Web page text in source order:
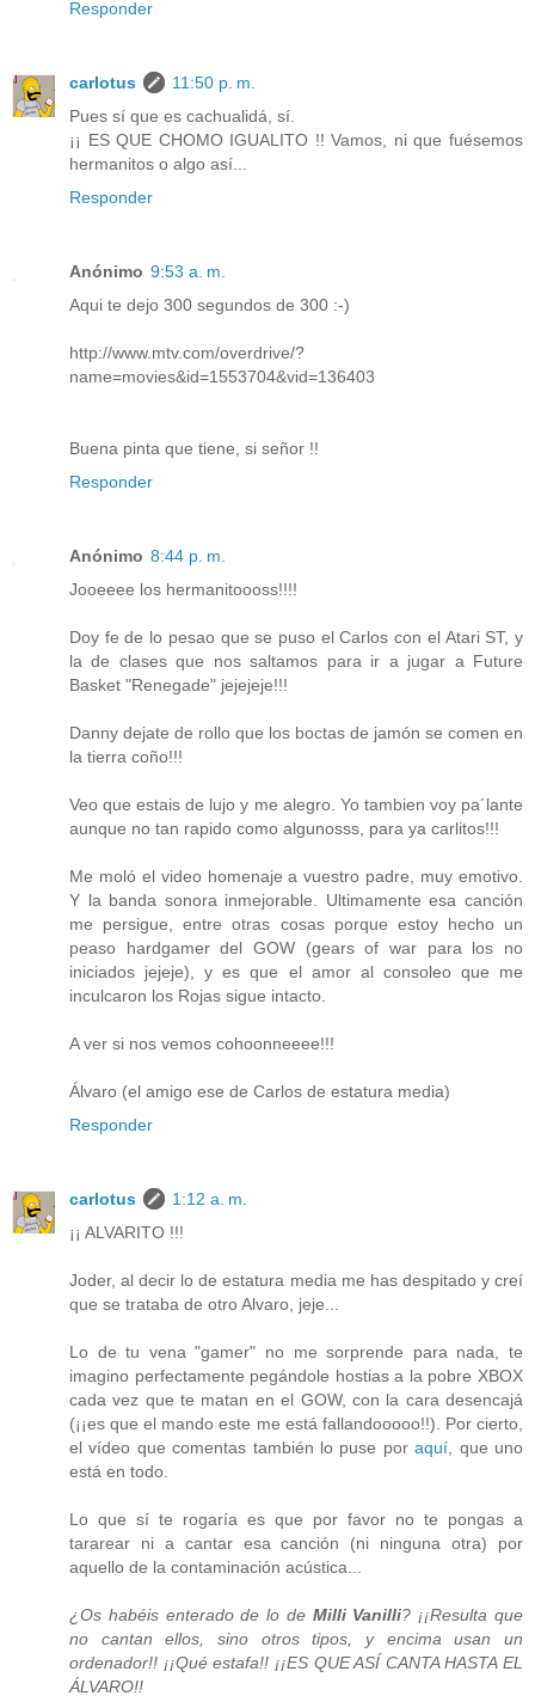
Responder
carlotus
11:50 p. m.
Pues sí que es cachualidá, sí.
¡¡ ES QUE CHOMO IGUALITO !! Vamos, ni que fuésemos
hermanitos o algo así...
Responder
Anónimo 9:53 a. m.
Aqui te dejo 300 segundos de 300 :-)
http://www.mtv.com/overdrive/?
name=movies&id=1553704&vid=136403
Buena pinta que tiene, si señor !!
Responder
Anónimo 8:44 p. m.
Jooeeee los hermanitoooss!!!!
Doy fe de lo pesao que se puso el Carlos con el Atari ST, y
la de clases que nos saltamos para ir a jugar a Future
Basket "Renegade" jejejeje!!!
Danny dejate de rollo que los boctas de jamón se comen en
la tierra coño!!!
Veo que estais de lujo y me alegro. Yo tambien voy pa´lante
aunque no tan rapido como algunosss, para ya carlitos!!!
Me moló el video homenaje a vuestro padre, muy emotivo.
Y la banda sonora inmejorable. Ultimamente esa canción
me persigue, entre otras cosas porque estoy hecho un
peaso hardgamer del GOW (gears of war para los no
iniciados jejeje), y es que el amor al consoleo que me
inculcaron los Rojas sigue intacto.
A ver si nos vemos cohoonneeee!!!
Álvaro (el amigo ese de Carlos de estatura media)
Responder
carlotus
1:12 a. m.
¡¡ ALVARITO !!!
Joder, al decir lo de estatura media me has despitado y creí
que se trataba de otro Alvaro, jeje...
Lo de tu vena "gamer" no me sorprende para nada, te
imagino perfectamente pegándole hostias a la pobre XBOX
cada vez que te matan en el GOW, con la cara desencajá
(¡¡es que el mando este me está fallandooooo!!). Por cierto,
el vídeo que comentas también lo puse poraquí , que uno
está en todo.
Lo que sí te rogaría es que por favor no te pongas a
tararear ni a cantar esa canción (ni ninguna otra) por
aquello de la contaminación acústica...
¿Os habéis enterado de lo de Milli Vanilli? ¡¡Resulta que
no cantan ellos, sino otros tipos, y encima usan un
ordenador!! ¡¡Qué estafa!! ¡¡ES QUE ASÍ CANTA HASTA EL
ÁLVARO!!